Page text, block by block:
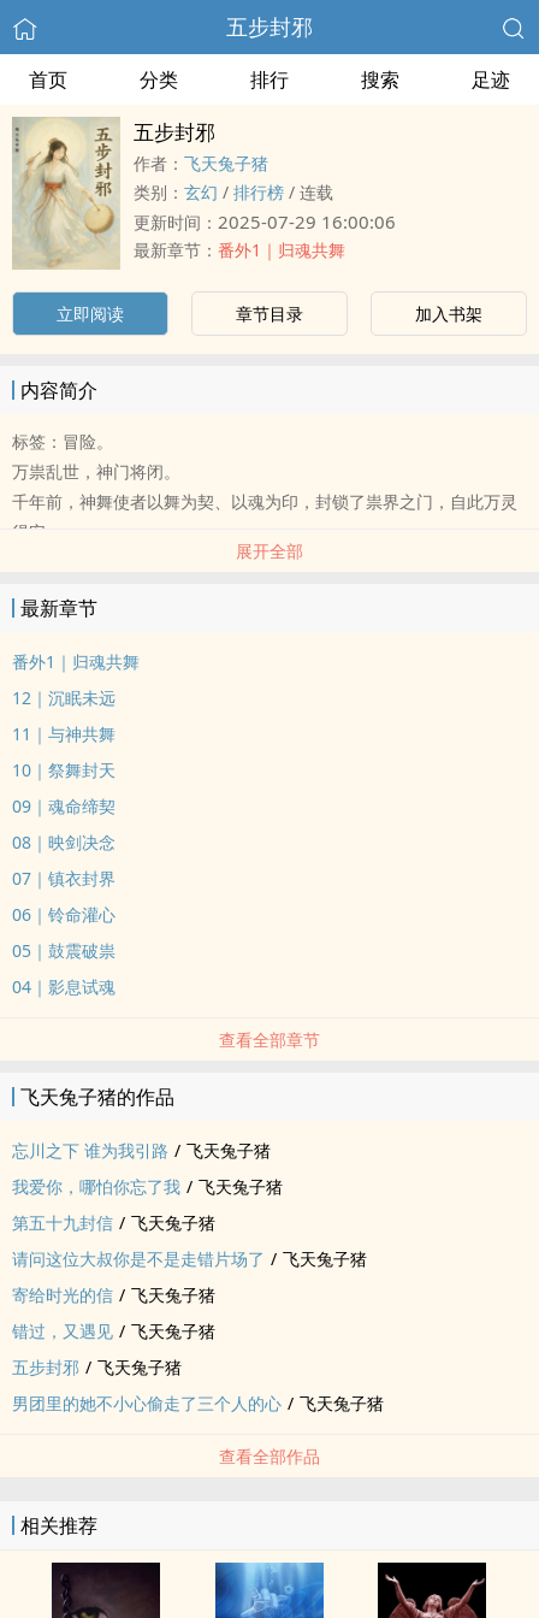
五步封邪
首页 分类 排行 搜索 足迹
五步封邪
作者： 飞天兔子猪
类别： 玄幻 / 排行榜 / 连载
更新时间： 2025-07-29 16:00:06
最新章节： 番外1｜归魂共舞
立即阅读 章节目录 加入书架
内容简介
标签：冒险。
万祟乱世，神门将闭。
千年前，神舞使者以舞为契、以魂为印，封锁了祟界之门，自此万灵
得安。
然而世代流转，封神之舞早已失传，神祇沉眠，邪气再现。
上那条早被遗忘的道路。
她手持封神令，踏入灵震幻域；以一人之躯，开启五件神器的认主试
她所跳的，不是舞蹈，是封印与召唤的神式仪轨。
她所背负的，不是命运，而是世间仅剩的希望与信念。
五式展开，五舞即启。
每一式，都需跨越幻境中的心魔与祟影。
每一舞，皆以灵魂为笔，书写神与人的誓约。
的信念；
曾在铃音飘摇中看见族灭之夜的过往，唯有魂不散、命不逃，方能听
得神意；
曾在衣羽之舞里踏过无数幻象与幻言，学会在混乱中划下界线，坚守
曾于神剑之影中斩断万念执着，明白「斩祟」，也要斩断自己曾渴望
最终，于神痕碑前，写下自己的魂命，以舞承契，以印为封。
而她，从此沉入灵界之门的彼端，无人知其生死。
是一场身与魂的双重献祭，
是关于信念如何穿越幻影、舞蹈如何转化成神性的故事。
这里没有爱情，却有比爱更深的牵引；
这里没有归途，却有那句「若世界再乱，她会归来，再舞一次」的承
五式，为封邪而生：
•引神式 × 启令 × 神鼓灵震
•听命式 × 引魂 × 神铃千回
每一式中，再分三舞三咒，步步嵌印神魂，一步错，则万邪崩界。
现在，神门仍在神坛之上闪着银光。
展开全部
最新章节
番外1｜归魂共舞
12｜沉眠未远
11｜与神共舞
10｜祭舞封天
09｜魂命缔契
08｜映剑决念
07｜镇衣封界
06｜铃命灌心
05｜鼓震破祟
04｜影息试魂
查看全部章节
飞天兔子猪的作品
忘川之下 谁为我引路 / 飞天兔子猪
我爱你，哪怕你忘了我 / 飞天兔子猪
第五十九封信 / 飞天兔子猪
请问这位大叔你是不是走错片场了 / 飞天兔子猪
寄给时光的信 / 飞天兔子猪
错过，又遇见 / 飞天兔子猪
五步封邪 / 飞天兔子猪
男团里的她不小心偷走了三个人的心 / 飞天兔子猪
查看全部作品
相关推荐